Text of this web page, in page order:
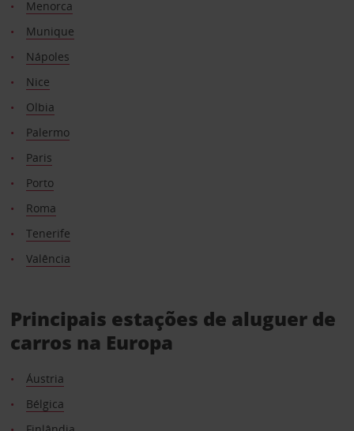
Menorca
Munique
Nápoles
Nice
Olbia
Palermo
Paris
Porto
Roma
Tenerife
Valência
Principais estações de aluguer de
carros na Europa
Áustria
Bélgica